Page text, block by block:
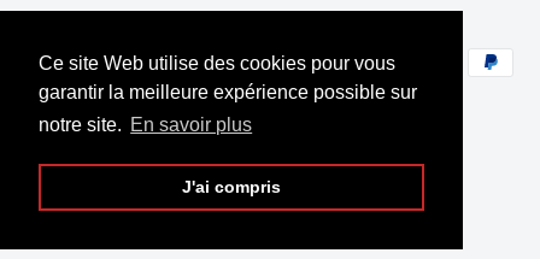
Ce site Web utilise des cookies pour vous
garantir la meilleure expérience possible sur
notre site. En savoir plus
J'ai compris
Nous acceptons
© 2026 Les Bijoux Viking
Commerce électronique propulsé par Shopify